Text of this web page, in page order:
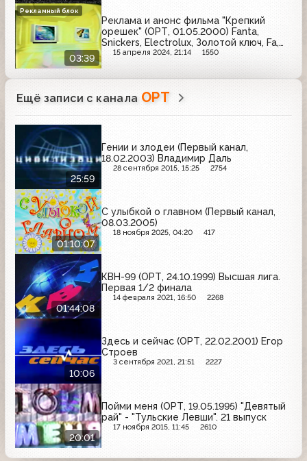
03:39
Реклама и анонс фильма "Крепкий
орешек" (ОРТ, 01.05.2000) Fanta,
Snickers, Electrolux, Золотой ключ, Fa,
Samsung, McDonald's, Milky Way,
15 апреля 2024, 21:14 1550
Рекламный блок
Ещё записи с канала ОРТ
25:59
Гении и злодеи (Первый канал,
18.02.2003) Владимир Даль
28 сентября 2015, 15:25 2754
01:10:07
С улыбкой о главном (Первый канал,
08.03.2005)
18 ноября 2025, 04:20 417
01:44:08
КВН-99 (ОРТ, 24.10.1999) Высшая лига.
Первая 1/2 финала
14 февраля 2021, 16:50 2268
10:06
Здесь и сейчас (ОРТ, 22.02.2001) Егор
Строев
3 сентября 2021, 21:51 2227
20:01
Пойми меня (ОРТ, 19.05.1995) "Девятый
рай" - "Тульские Левши". 21 выпуск
17 ноября 2015, 11:45 2610